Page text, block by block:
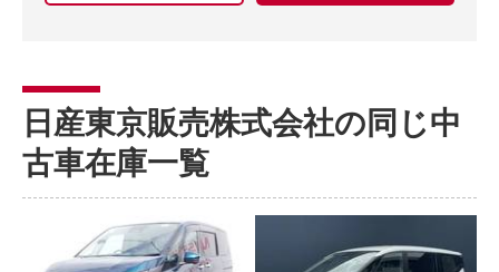
日産東京販売株式会社の同じ中
古車在庫一覧